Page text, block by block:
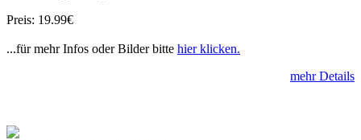
Preis: 19.99€
...für mehr Infos oder Bilder bitte hier klicken.
mehr Details